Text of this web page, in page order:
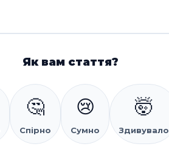
Як вам стаття?
🤔
Спірно
😢
Сумно
🤯
Здивувало